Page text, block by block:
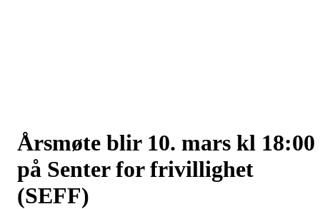
Årsmøte blir 10. mars kl 18:00
på Senter for frivillighet
(SEFF)